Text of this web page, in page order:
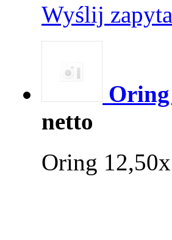
Wyślij
Oring
netto
Oring